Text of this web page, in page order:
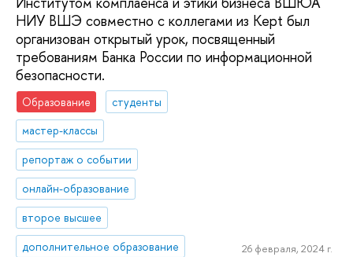
НИУ ВШЭ совместно с коллегами из Kept был
организован открытый урок, посвященный
требованиям Банка России по информационной
безопасности.
Образование
студенты
мастер-классы
репортаж о событии
онлайн-образование
второе высшее
дополнительное образование
26 февраля, 2024 г.